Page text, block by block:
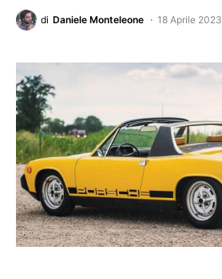
di Daniele Monteleone 18 Aprile 2023